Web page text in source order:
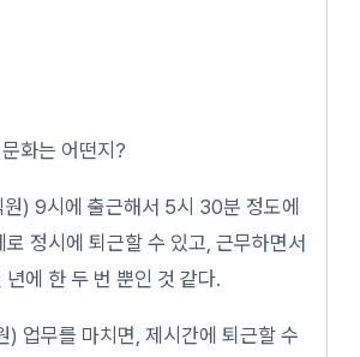
화는 어떤지?
) 9시에 출근해서 5시 30분 정도에
정시에 퇴근할 수 있고, 근무하면서
년에 한 두 번 뿐인 것 같다.
업무를 마치면, 제시간에 퇴근할 수